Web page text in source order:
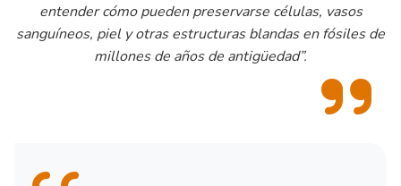
entender cómo pueden preservarse células, vasos
sanguíneos, piel y otras estructuras blandas en fósiles de
millones de años de antigüedad”.